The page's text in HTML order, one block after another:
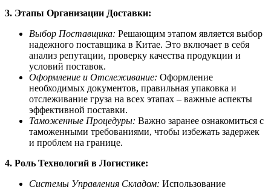
3. Этапы Организации Доставки:
Выбор Поставщика: Решающим этапом является выбор
надежного поставщика в Китае. Это включает в себя
анализ репутации, проверку качества продукции и
условий поставок.
Оформление и Отслеживание: Оформление
необходимых документов, правильная упаковка и
отслеживание груза на всех этапах – важные аспекты
эффективной поставки.
Таможенные Процедуры: Важно заранее ознакомиться с
таможенными требованиями, чтобы избежать задержек
и проблем на границе.
4. Роль Технологий в Логистике:
Системы Управления Складом: Использование